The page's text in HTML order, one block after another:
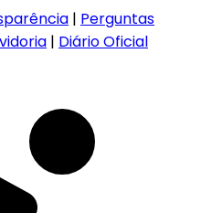
| Perguntas
| Diário Oficial